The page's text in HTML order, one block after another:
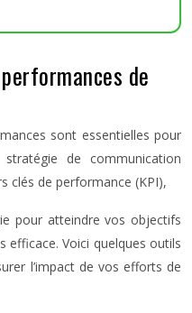
de
sont essentielles pour
de communication
clés de performance (KPI),
pour atteindre vos objectifs
efficace. Voici quelques outils
l’impact de vos efforts de